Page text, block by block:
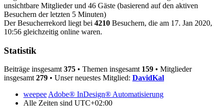
unsichtbare Mitglieder und 46 Gäste (basierend auf den aktiven
Besuchern der letzten 5 Minuten)
Der Besucherrekord liegt bei 4210 Besuchern, die am 17. Jan 2020,
10:56 gleichzeitig online waren.
Statistik
Beiträge insgesamt 375 • Themen insgesamt 159 • Mitglieder
insgesamt 279 • Unser neuestes Mitglied: DavidKal
weepee Adobe® InDesign® Automatisierung
Alle Zeiten sind UTC+02:00